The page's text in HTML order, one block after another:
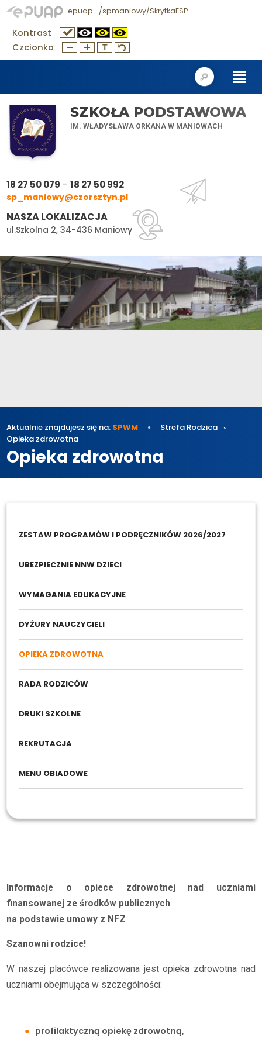
epuap- /spmaniowy/SkrytkaESP
Kontrast
Czcionka
SZKOŁA PODSTAWOWA
IM. WŁADYSŁAWA ORKANA W MANIOWACH
18 27 50 079 -18 27 50 992
sp_maniowy@czorsztyn.pl
NASZA LOKALIZACJA
ul.Szkolna 2, 34-436 Maniowy
Aktualnie znajdujesz się na: SPWM
Strefa Rodzica
Opieka zdrowotna
Opieka zdrowotna
ZESTAW PROGRAMÓW I PODRĘCZNIKÓW 2026/2027
UBEZPIECZNIE NNW DZIECI
WYMAGANIA EDUKACYJNE
DYŻURY NAUCZYCIELI
OPIEKA ZDROWOTNA
RADA RODZICÓW
DRUKI SZKOLNE
REKRUTACJA
MENU OBIADOWE
Informacje o opiece zdrowotnej nad uczniami
finansowanej ze środków publicznych
na podstawie umowy z NFZ
Szanowni rodzice!
W naszej placówce realizowana jest opieka zdrowotna nad
uczniami obejmująca w szczególności:
profilaktyczną opiekę zdrowotną,